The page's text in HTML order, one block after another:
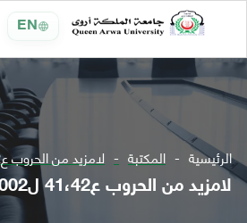
EN
الرئيسية المكتبة لامزيد من الحروب ع41،42 ل2002
لامزيد من الحروب ع41،42 ل2002